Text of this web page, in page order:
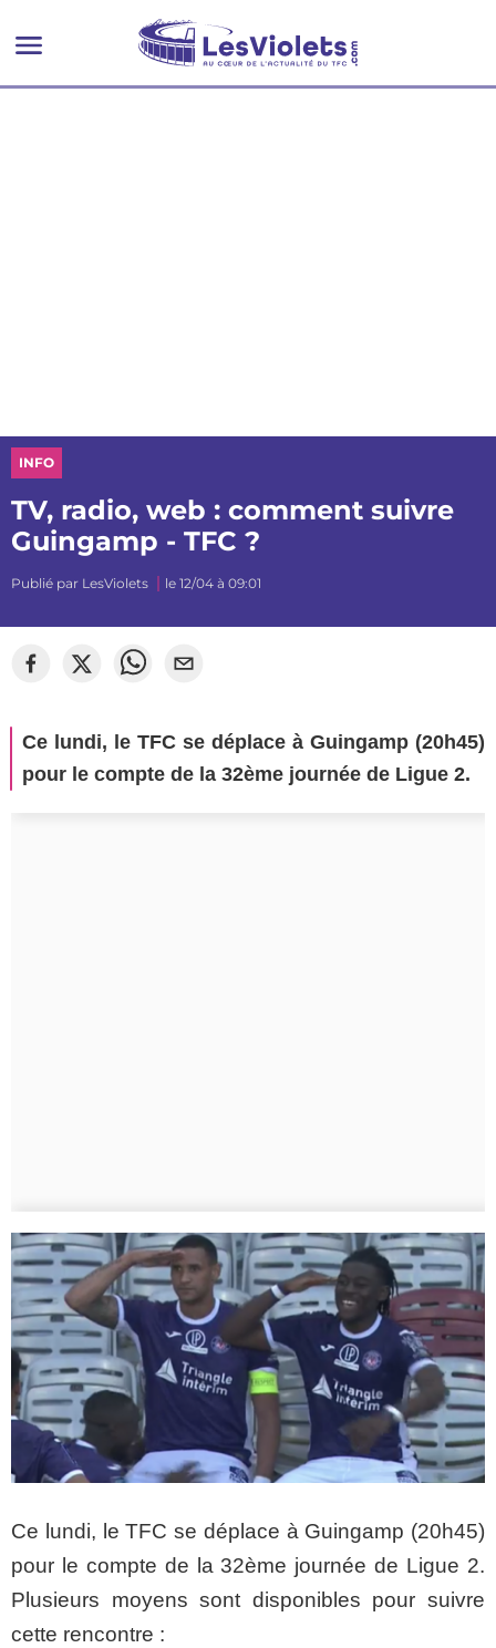
INFO
TV, radio, web : comment suivre
Guingamp - TFC ?
Publié par LesViolets le 12/04 à 09:01
Ce lundi, le TFC se déplace à Guingamp (20h45)
pour le compte de la 32ème journée de Ligue 2.
Ce lundi, le TFC se déplace à Guingamp (20h45)
pour le compte de la 32ème journée de Ligue 2.
Plusieurs moyens sont disponibles pour suivre
cette rencontre :